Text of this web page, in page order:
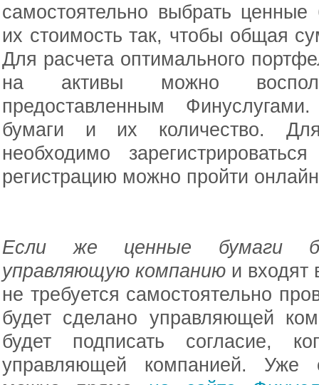
самостоятельно выбрать
их стоимость так, чтобы общая
Для расчета оптимального
на активы можно
предоставленным
бумаги и их количество.
необходимо
регистрацию можно пройти
Если же ценные бумаги
управляющую компанию и входят
не требуется самостоятельно
будет сделано управляющей
будет подписать согласие,
управляющей компанией. Уже